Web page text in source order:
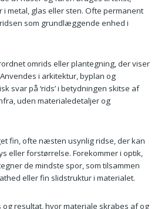
i metal, glas eller sten. Ofte permanent
som grundlæggende enhed i
omrids eller plantegning, der viser
i arkitektur, byplan og
svar på ‘rids’ i betydningen skitse af
uden materialedetaljer og
fin, ofte næsten usynlig ridse, der kan
eller forstørrelse. Forekommer i optik,
de mindste spor, som tilsammen
eller fin slidstruktur i materialet.
og resultat, hvor materiale skrabes af og